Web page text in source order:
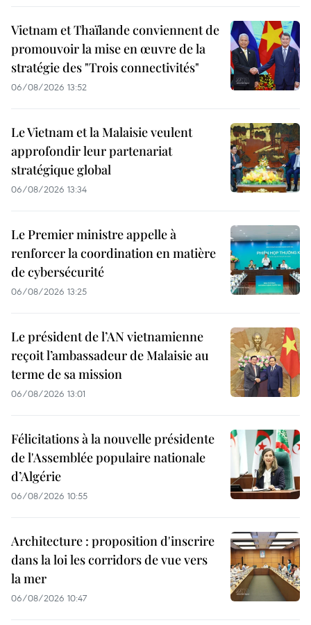
Vietnam et Thaïlande conviennent de
promouvoir la mise en œuvre de la
stratégie des "Trois connectivités"
06/08/2026 13:52
Le Vietnam et la Malaisie veulent
approfondir leur partenariat
stratégique global
06/08/2026 13:34
Le Premier ministre appelle à
renforcer la coordination en matière
de cybersécurité
06/08/2026 13:25
Le président de l’AN vietnamienne
reçoit l’ambassadeur de Malaisie au
terme de sa mission
06/08/2026 13:01
Félicitations à la nouvelle présidente
de l'Assemblée populaire nationale
d’Algérie
06/08/2026 10:55
Architecture : proposition d'inscrire
dans la loi les corridors de vue vers
la mer
06/08/2026 10:47